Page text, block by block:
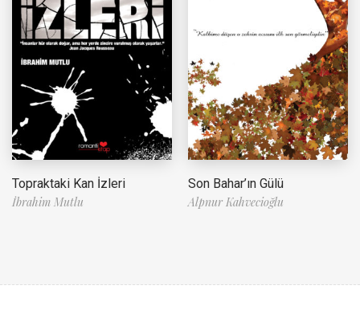
Topraktaki Kan İzleri
İbrahim Mutlu
Son Bahar’ın Gülü
Alpnur Kahvecioğlu